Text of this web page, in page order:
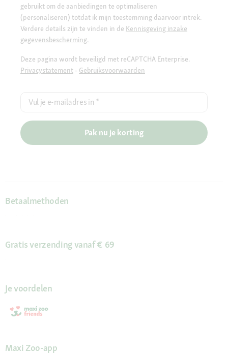
gebruikt om de aanbiedingen te optimaliseren
(personaliseren) totdat ik mijn toestemming daarvoor intrek.
Verdere details zijn te vinden in de Kennisgeving inzake
gegevensbescherming.
Deze pagina wordt beveiligd met reCAPTCHA Enterprise.
Privacystatement - Gebruiksvoorwaarden
Vul je e-mailadres in *
Pak nu je korting
Betaalmethoden
Gratis verzending vanaf € 69
Je voordelen
Maxi Zoo-app